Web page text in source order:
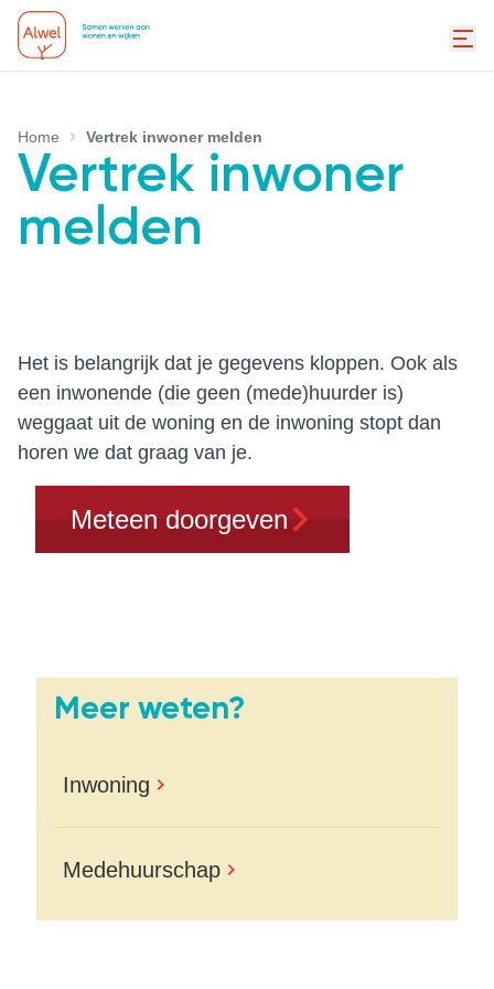
Home Vertrek inwoner melden
Vertrek inwoner
melden
Het is belangrijk dat je gegevens kloppen. Ook als
een inwonende (die geen (mede)huurder is)
weggaat uit de woning en de inwoning stopt dan
horen we dat graag van je.
Meteen doorgeven
Meer weten?
Inwoning
Medehuurschap